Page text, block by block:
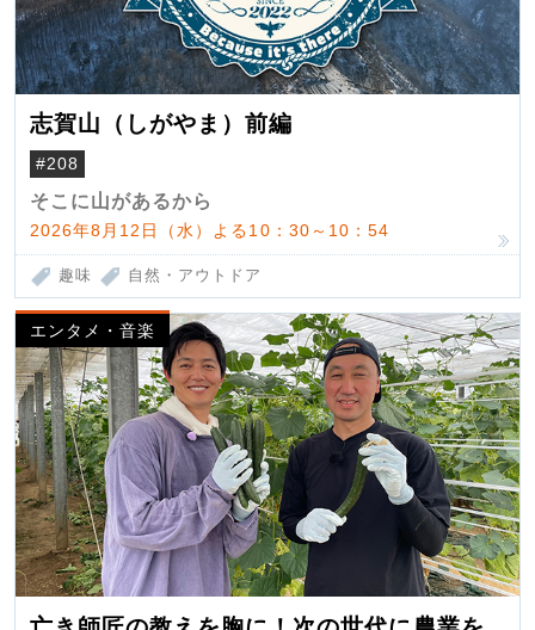
志賀山（しがやま）前編
#208
そこに山があるから
2026年8月12日（水）よる10：30～10：54
趣味 自然・アウトドア
エンタメ・音楽